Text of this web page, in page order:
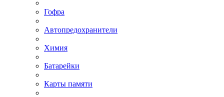
Гофра
Автопредохранители
Химия
Батарейки
Карты памяти